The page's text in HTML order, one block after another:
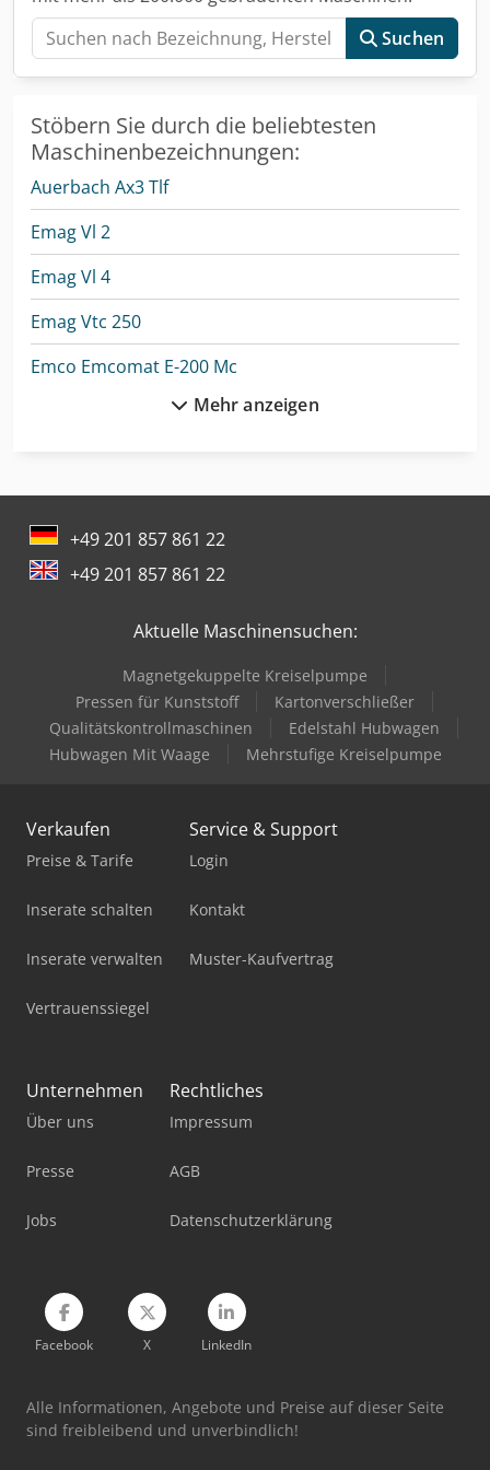
Suchen
Stöbern Sie durch die beliebtesten
Maschinenbezeichnungen:
Auerbach Ax3 Tlf
Emag Vl 2
Emag Vl 4
Emag Vtc 250
Emco Emcomat E-200 Mc
Emmegi Classic Libra
Emmegi Classic Star
Emmegi Combi 5 Assi Star
Emmegi Comet T4
Emmegi Comet T6
Emmegi Norma Vis
Emmegi Phantomatic M4 L
Emmegi Precision T2
Emmegi Precision Ts2
Emmegi Quadra L1
Haas Tm-1P
Haas Tm-2P
Haas Vf-3
Haas Vm-3
Mehr anzeigen
+49 201 857 861 22
+49 201 857 861 22
Aktuelle Maschinensuchen:
Magnetgekuppelte Kreiselpumpe
Pressen für Kunststoff
Kartonverschließer
Qualitätskontrollmaschinen
Edelstahl Hubwagen
Hubwagen Mit Waage
Mehrstufige Kreiselpumpe
Verkaufen
Preise & Tarife
Inserate schalten
Inserate verwalten
Vertrauenssiegel
Service & Support
Login
Kontakt
Muster-Kaufvertrag
Unternehmen
Über uns
Presse
Jobs
Rechtliches
Impressum
AGB
Datenschutzerklärung
Facebook X LinkedIn
Alle Informationen, Angebote und Preise auf dieser Seite
sind freibleibend und unverbindlich!